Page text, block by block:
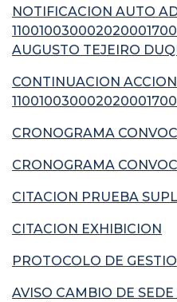
NOTIFICACION AUTO
AUGUSTO TEJEIRO
CONTINUACION
CRONOGRAMA
CRONOGRAMA
CITACION PRUEBA
CITACION EXHIBICION
PROTOCOLO DE
AVISO CAMBIO DE